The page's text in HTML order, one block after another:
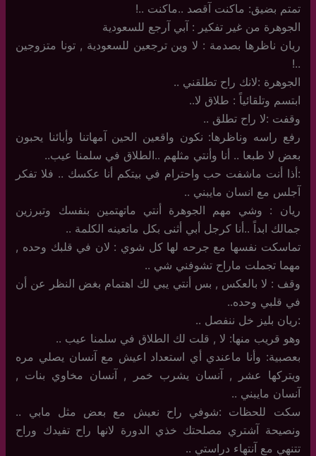
تمتم بضيق: ماكنت آقصد ..ماكنت ..!
الجوهرة من غير تفكير : آبي آرجع للسعودية
ريان ناظرها بصدمة : لا وين ترجعين للسعودية , تونا متزوجين
..!
الجوهرة :لانك راح تطلقني ..
ابتسم وتلقائياً : طلاق لا..
وقفت :لا راح تطلق ..
رفع راسه وناظرها: نكون واقعين الحين آمهاتنا وأبائنا يحبون
بعض لا طبعا .. أنا وأنتي مثلهم ..الطلاق في سلمنا عيب..
:أذا أنت ماشفت حب واحترام في بيتكم أنا عكسك .. فلا تفكر
آجلس مع انسان مايبني ..
ريان : وشي مهم الجوهرة أنتي ماتهتمين بنفسك وتبرزين
جمالك ابداً ..أنا كرجل أبي أثنى بكل ماتعينه الكلمة ..
تماسكت نفسها مع جرحه لها كل شوي : لان في قلبك وحده ,
مهما تجملت ماراح تشوفني شي ..
وقف : لا بالعكس , بس أنتي يبي لك اهتمام بغض النظر عن أن
في قلبي وحده..
:ريان بليز خل ننفصل ..
وهو قريب منها: لا , قلت لك الطلاق في سلمنا عيب ..
بعصبية: وأنا ماعندي أي استعداد اعيش مع آنسان يصلي مره
ويتركها عشر , آنسان يشرب خمر , آنسان مخاوي بنات ,
آنسان مايبني ..
سكت للحظات :شوفي راح نعيش مع بعض مثل مابي ..
ونصيحة آشتري مصلحتك خذي الدورة لانها راح تفيدك وراح
تتنهي مع آنتهاء دراستي ..